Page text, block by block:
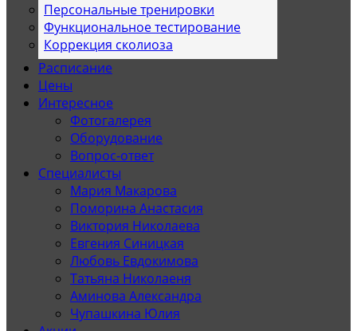
Персональные тренировки
Функциональное тестирование
Коррекция сколиоза
Расписание
Цены
Интересное
Фотогалерея
Оборудование
Вопрос-ответ
Специалисты
Мария Макарова
Поморина Анастасия
Виктория Николаева
Евгения Синицкая
Любовь Евдокимова
Татьяна Николаеня
Аминова Александра
Чупашкина Юлия